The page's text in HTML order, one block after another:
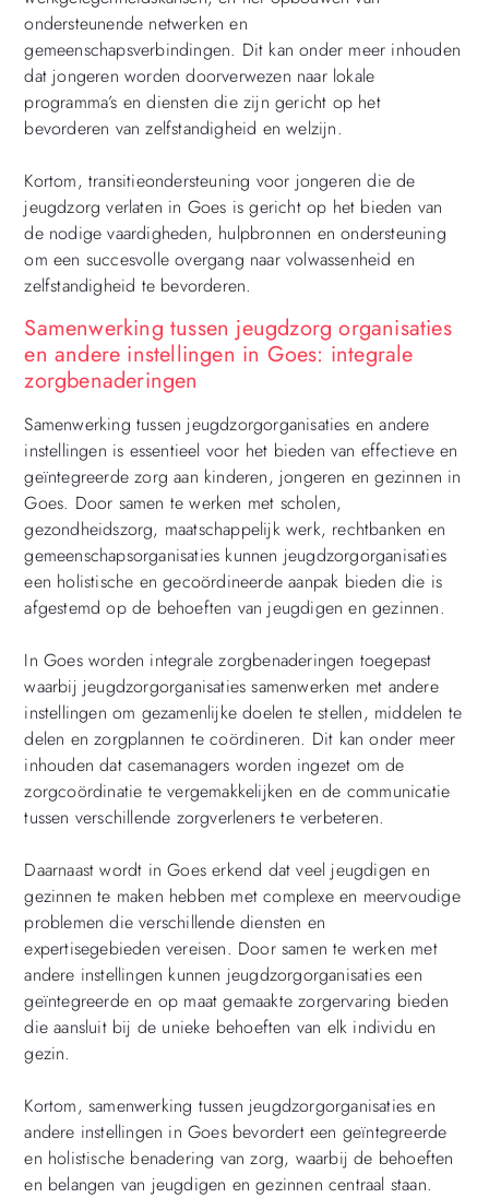
ondersteunende netwerken en
gemeenschapsverbindingen. Dit kan onder meer inhouden
dat jongeren worden doorverwezen naar lokale
programma’s en diensten die zijn gericht op het
bevorderen van zelfstandigheid en welzijn.
Kortom, transitieondersteuning voor jongeren die de
jeugdzorg verlaten in Goes is gericht op het bieden van
de nodige vaardigheden, hulpbronnen en ondersteuning
om een succesvolle overgang naar volwassenheid en
zelfstandigheid te bevorderen.
Samenwerking tussen jeugdzorg organisaties
en andere instellingen in Goes: integrale
zorgbenaderingen
Samenwerking tussen jeugdzorgorganisaties en andere
instellingen is essentieel voor het bieden van effectieve en
geïntegreerde zorg aan kinderen, jongeren en gezinnen in
Goes. Door samen te werken met scholen,
gezondheidszorg, maatschappelijk werk, rechtbanken en
gemeenschapsorganisaties kunnen jeugdzorgorganisaties
een holistische en gecoördineerde aanpak bieden die is
afgestemd op de behoeften van jeugdigen en gezinnen.
In Goes worden integrale zorgbenaderingen toegepast
waarbij jeugdzorgorganisaties samenwerken met andere
instellingen om gezamenlijke doelen te stellen, middelen te
delen en zorgplannen te coördineren. Dit kan onder meer
inhouden dat casemanagers worden ingezet om de
zorgcoördinatie te vergemakkelijken en de communicatie
tussen verschillende zorgverleners te verbeteren.
Daarnaast wordt in Goes erkend dat veel jeugdigen en
gezinnen te maken hebben met complexe en meervoudige
problemen die verschillende diensten en
expertisegebieden vereisen. Door samen te werken met
andere instellingen kunnen jeugdzorgorganisaties een
geïntegreerde en op maat gemaakte zorgervaring bieden
die aansluit bij de unieke behoeften van elk individu en
gezin.
Kortom, samenwerking tussen jeugdzorgorganisaties en
andere instellingen in Goes bevordert een geïntegreerde
en holistische benadering van zorg, waarbij de behoeften
en belangen van jeugdigen en gezinnen centraal staan.